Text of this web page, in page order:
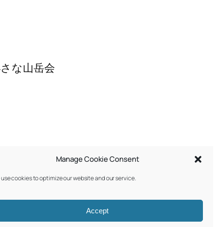
Manage Cookie Consent
use cookies to optimize our website and our service.
Accept
な山岳会
Designed withWordPress